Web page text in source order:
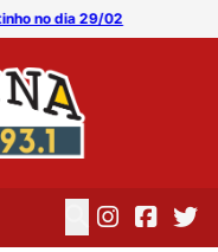
no dia 29/02